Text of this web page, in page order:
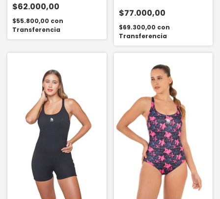
$62.000,00
$55.800,00 con
Transferencia
$77.000,00
$69.300,00 con
Transferencia